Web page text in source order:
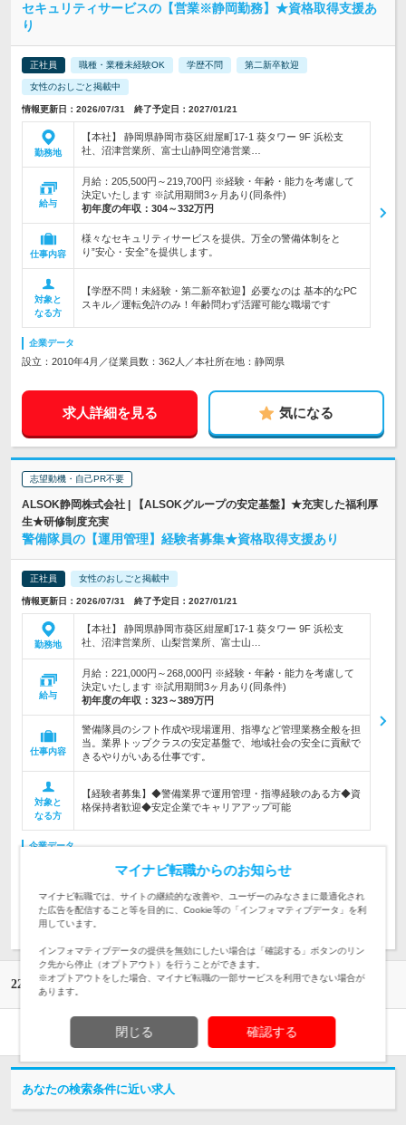
セキュリティサービスの【営業※静岡勤務】★資格取得支援あ
り
正社員 職種・業種未経験OK 学歴不問 第二新卒歓迎
女性のおしごと掲載中
情報更新日：2026/07/31 終了予定日：2027/01/21
勤務地
【本社】 静岡県静岡市葵区紺屋町17-1 葵タワー 9F 浜松支
社、沼津営業所、富士山静岡空港営業…
給与
月給：205,500円～219,700円 ※経験・年齢・能力を考慮して
決定いたします ※試用期間3ヶ月あり(同条件)
初年度の年収： 304～332万円
仕事内容
様々なセキュリティサービスを提供。万全の警備体制をと
り”安心・安全”を提供します。
対象と
なる方
【学歴不問！未経験・第二新卒歓迎】必要なのは 基本的なPC
スキル／運転免許のみ！年齢問わず活躍可能な職場です
企業データ
設立：2010年4月／従業員数：362人／本社所在地：静岡県
求人詳細を見る 気になる
志望動機・自己PR不要
ALSOK静岡株式会社 | 【ALSOKグループの安定基盤】★充実した福利厚
生★研修制度充実
警備隊員の【運用管理】経験者募集★資格取得支援あり
正社員 女性のおしごと掲載中
情報更新日：2026/07/31 終了予定日：2027/01/21
勤務地
【本社】 静岡県静岡市葵区紺屋町17-1 葵タワー 9F 浜松支
社、沼津営業所、山梨営業所、富士山…
給与
月給：221,000円～268,000円 ※経験・年齢・能力を考慮して
決定いたします ※試用期間3ヶ月あり(同条件)
初年度の年収： 323～389万円
仕事内容
警備隊員のシフト作成や現場運用、指導など管理業務全般を担
当。業界トップクラスの安定基盤で、地域社会の安全に貢献で
きるやりがいある仕事です。
対象と
なる方
【経験者募集】◆警備業界で運用管理・指導経験のある方◆資
格保持者歓迎◆安定企業でキャリアアップ可能
企業データ
設立：2010年4月／従業員数：362人／本社所在地：静岡県
求人詳細を見る 気になる
22 件中 1 22 件
あなたの検索条件に近い求人
マイナビ転職からのお知らせ
マイナビ転職では、サイトの継続的な改善や、ユーザーのみなさまに最適化され
た広告を配信すること等を目的に、Cookie等の「インフォマティブデータ」を利
用しています。
インフォマティブデータの提供を無効にしたい場合は「確認する」ボタンのリン
ク先から停止（オプトアウト）を行うことができます。
※オプトアウトをした場合、マイナビ転職の一部サービスを利用できない場合が
あります。
閉じる 確認する